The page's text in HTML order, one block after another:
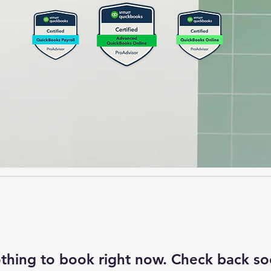
to book right now. Check back